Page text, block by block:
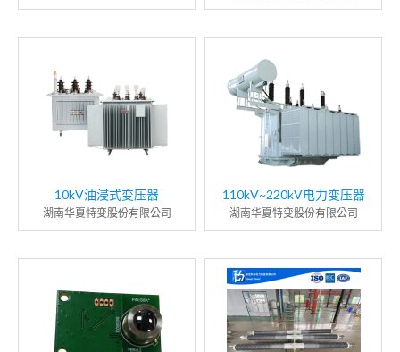
10kV油浸式变压器
湖南华夏特变股份有限公司
110kV~220kV电力变压器
湖南华夏特变股份有限公司